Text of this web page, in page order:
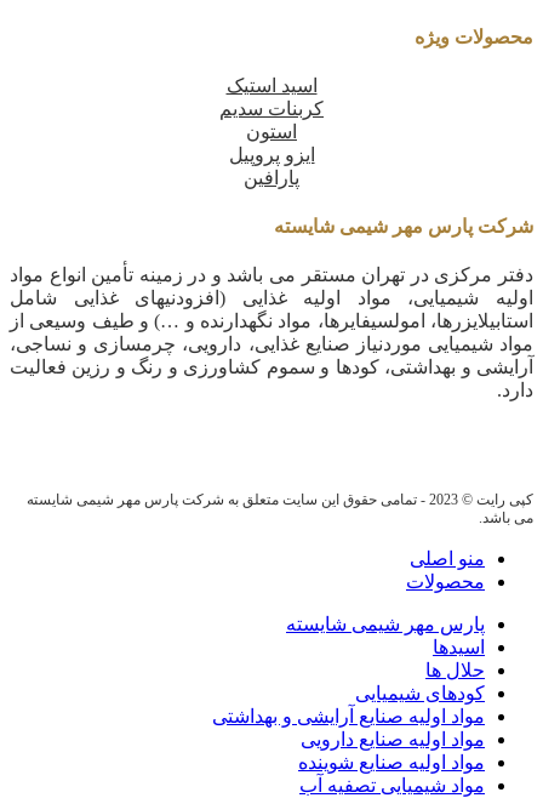
محصولات ویژه
اسید استیک
کربنات سدیم
استون
ایزو پروپیل
پارافین
شرکت پارس مهر شیمی شایسته
دفتر مرکزی در تهران مستقر می باشد و در زمینه تأمین انواع مواد
اولیه شیمیایی، مواد اولیه غذایی (افزودنیهای غذایی شامل
استابیلایزرها، امولسیفایرها، مواد نگهدارنده و …) و طیف وسیعی از
مواد شیمیایی موردنیاز صنایع غذایی، دارویی، چرمسازی و نساجی،
آرایشی و بهداشتی، کودها و سموم کشاورزی و رنگ و رزین فعالیت
دارد.
کپی رایت © 2023 - تمامی حقوق این سایت متعلق به شرکت پارس مهر شیمی شایسته
می باشد.
منو اصلی
محصولات
پارس مهر شیمی شایسته
اسیدها
حلال ها
کودهای شیمیایی
مواد اولیه صنایع آرایشی و بهداشتی
مواد اولیه صنایع دارویی
مواد اولیه صنایع شوینده
مواد شیمیایی تصفیه آب